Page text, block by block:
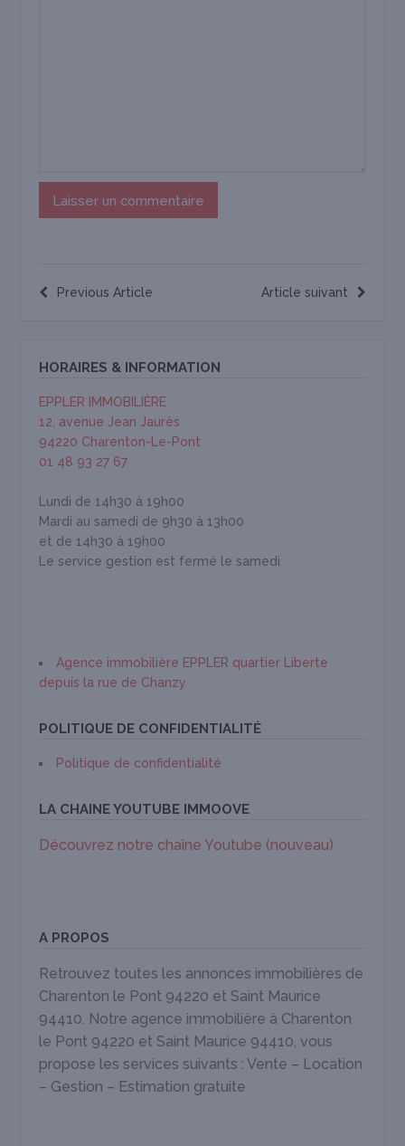
Article suivant
Previous Article
HORAIRES & INFORMATION
EPPLER IMMOBILIÈRE
12, avenue Jean Jaurès
94220 Charenton-Le-Pont
01 48 93 27 67
Lundi de 14h30 à 19h00
Mardi au samedi de 9h30 à 13h00
et de 14h30 à 19h00
Le service gestion est fermé le samedi
Agence immobilière EPPLER quartier Liberte
depuis la rue de Chanzy
POLITIQUE DE CONFIDENTIALITÉ
Politique de confidentialité
LA CHAINE YOUTUBE IMMOOVE
Découvrez notre chaîne Youtube (nouveau)
A PROPOS
Retrouvez toutes les annonces immobilières de
Charenton le Pont 94220 et Saint Maurice
94410. Notre agence immobilière à Charenton
le Pont 94220 et Saint Maurice 94410, vous
propose les services suivants : Vente – Location
– Gestion – Estimation gratuite